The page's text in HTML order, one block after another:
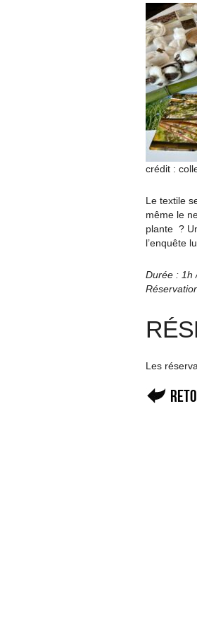
crédit :
Le textile
même le
plante ?
l’enquête
Durée : 1h
Les